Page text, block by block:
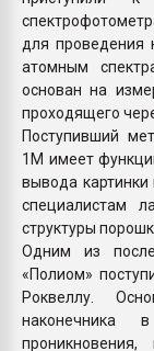
для проведения
атомным
основан на
проходящего
Поступивший
1M имеет
вывода
специалистам
структуры
Одним из
«Полиом»
Роквеллу.
наконечника